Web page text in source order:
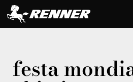
festa